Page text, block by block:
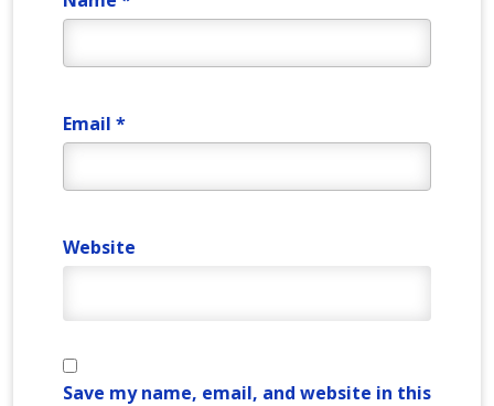
Email *
Website
Save my name, email, and website in this